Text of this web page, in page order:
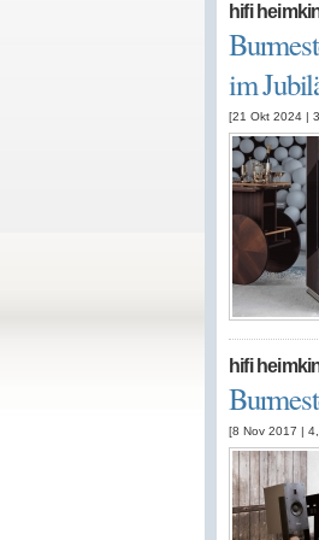
hifi
im
[21 Okt 2024 |
hifi
[8 Nov 2017 |